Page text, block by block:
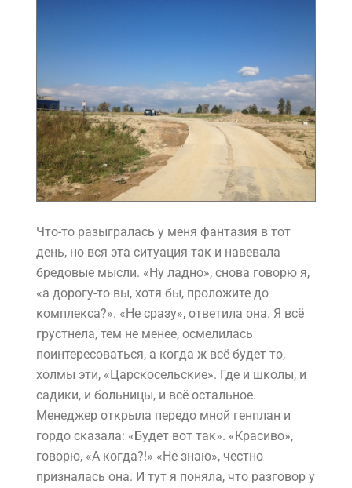
Что-то разыгралась у меня фантазия в тот
день, но вся эта ситуация так и навевала
бредовые мысли. «Ну ладно», снова говорю я,
«а дорогу-то вы, хотя бы, проложите до
комплекса?». «Не сразу», ответила она. Я всё
грустнела, тем не менее, осмелилась
поинтересоваться, а когда ж всё будет то,
холмы эти, «Царскосельские». Где и школы, и
садики, и больницы, и всё остальное.
Менеджер открыла передо мной генплан и
гордо сказала: «Будет вот так». «Красиво»,
говорю, «А когда?!» «Не знаю», честно
призналась она. И тут я поняла, что разговор у